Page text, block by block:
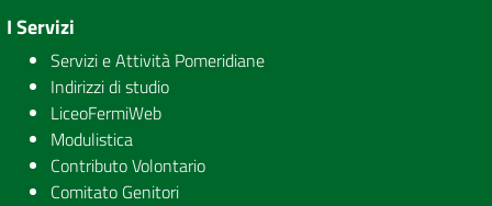
I Servizi
Servizi e Attività Pomeridiane
Indirizzi di studio
LiceoFermiWeb
Modulistica
Contributo Volontario
Comitato Genitori